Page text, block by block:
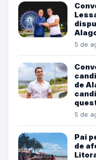
5 de
de
5 de
Pai
de